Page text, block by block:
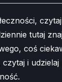
tutaj
coś
i